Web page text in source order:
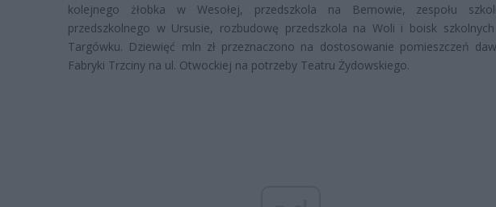
kolejnego żłobka w Wesołej, przedszkola na Bemowie, zespołu
przedszkolnego w Ursusie, rozbudowę przedszkola na Woli i boisk
Targówku. Dziewięć mln zł przeznaczono na dostosowanie pomieszczeń
Fabryki Trzciny na ul. Otwockiej na potrzeby Teatru Żydowskiego.